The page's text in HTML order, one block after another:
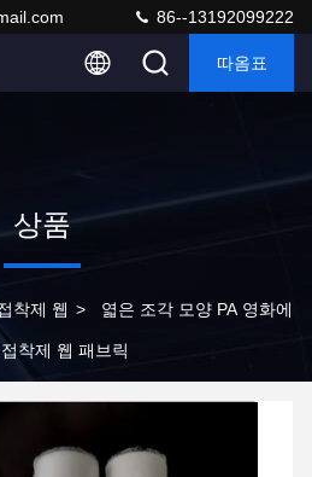
86--13192099222
따옴표
상품
착제 웹 > 엷은 조각 모양 PA 영화에
착제 웹 패브릭